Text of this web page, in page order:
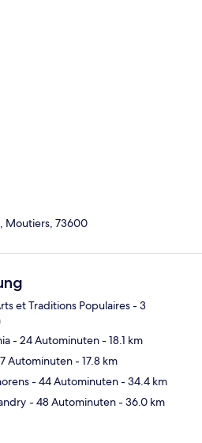
Moutiers, 73600
et Traditions Populaires- 3
- 24 Autominuten- 18.1 km
Autominuten- 17.8 km
- 44 Autominuten- 34.4 km
- 48 Autominuten- 36.0 km